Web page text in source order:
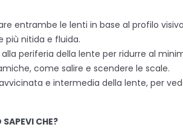
entrambe le lenti in base al profilo visivo
più nitida e fluida.
periferia della lente per ridurre al
come salire e scendere le scale.
e intermedia della lente, per
SAPEVI CHE?